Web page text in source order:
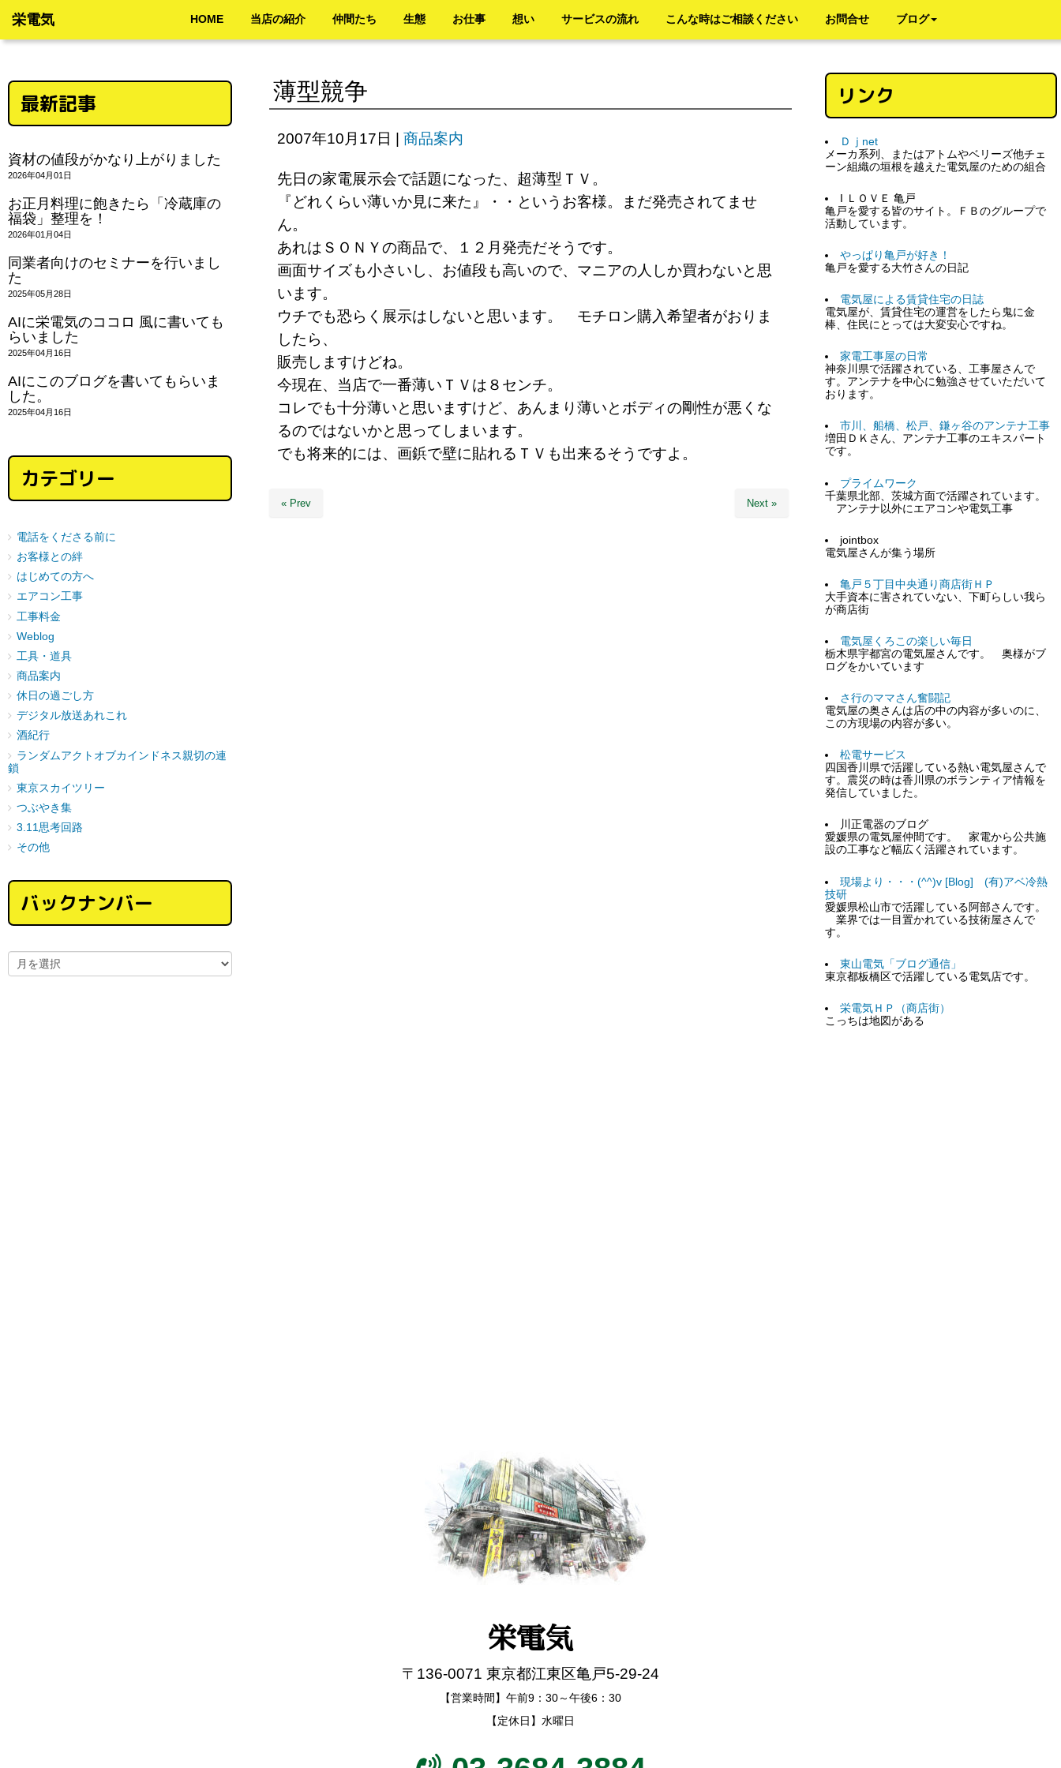
栄電気 HOME 当店の紹介 仲間たち 生態 お仕事 想い サービスの流れ こんな時はご相談ください お問合せ ブログ
薄型競争
2007年10月17日 商品案内
先日の家電展示会で話題になった、超薄型ＴＶ。
『どれくらい薄いか見に来た』・・というお客様。まだ発売されてませ
ん。
あれはＳＯＮＹの商品で、１２月発売だそうです。
画面サイズも小さいし、お値段も高いので、マニアの人しか買わないと思
います。
ウチでも恐らく展示はしないと思います。 モチロン購入希望者がおりま
したら、
販売しますけどね。
今現在、当店で一番薄いＴＶは８センチ。
コレでも十分薄いと思いますけど、あんまり薄いとボディの剛性が悪くな
るのではないかと思ってしまいます。
でも将来的には、画鋲で壁に貼れるＴＶも出来るそうですよ。
« Prev Next »
最新記事
資材の値段がかなり上がりました
2026年04月01日
お正月料理に飽きたら「冷蔵庫の
福袋」整理を！
2026年01月04日
同業者向けのセミナーを行いまし
た
2025年05月28日
AIに栄電気のココロ 風に書いても
らいました
2025年04月16日
AIにこのブログを書いてもらいま
した。
2025年04月16日
カテゴリー
電話をくださる前に
お客様との絆
はじめての方へ
エアコン工事
工事料金
Weblog
工具・道具
商品案内
休日の過ごし方
デジタル放送あれこれ
酒紀行
ランダムアクトオブカインドネス親切の連
鎖
東京スカイツリー
つぶやき集
3.11思考回路
その他
バックナンバー
リンク
Ｄｊnet
メーカ系列、またはアトムやベリーズ他チェ
ーン組織の垣根を越えた電気屋のための組合
I ＬＯＶＥ 亀戸
亀戸を愛する皆のサイト。ＦＢのグループで
活動しています。
やっぱり亀戸が好き！
亀戸を愛する大竹さんの日記
電気屋による賃貸住宅の日誌
電気屋が、賃貸住宅の運営をしたら鬼に金
棒、住民にとっては大変安心ですね。
家電工事屋の日常
神奈川県で活躍されている、工事屋さんで
す。アンテナを中心に勉強させていただいて
おります。
市川、船橋、松戸、鎌ヶ谷のアンテナ工事
増田ＤＫさん、アンテナ工事のエキスパート
です。
プライムワーク
千葉県北部、茨城方面で活躍されています。
アンテナ以外にエアコンや電気工事
jointbox
電気屋さんが集う場所
亀戸５丁目中央通り商店街ＨＰ
大手資本に害されていない、下町らしい我ら
が商店街
電気屋くろこの楽しい毎日
栃木県宇都宮の電気屋さんです。 奥様がブ
ログをかいています
さ行のママさん奮闘記
電気屋の奥さんは店の中の内容が多いのに、
この方現場の内容が多い。
松電サービス
四国香川県で活躍している熱い電気屋さんで
す。震災の時は香川県のボランティア情報を
発信していました。
川正電器のブログ
愛媛県の電気屋仲間です。 家電から公共施
設の工事など幅広く活躍されています。
現場より・・・(^^)v [Blog] (有)アベ冷熱
技研
愛媛県松山市で活躍している阿部さんです。
業界では一目置かれている技術屋さんで
す。
東山電気「ブログ通信」
東京都板橋区で活躍している電気店です。
栄電気ＨＰ（商店街）
こっちは地図がある
栄電気
〒136-0071 東京都江東区亀戸5-29-24
【営業時間】午前9：30～午後6：30
【定休日】水曜日